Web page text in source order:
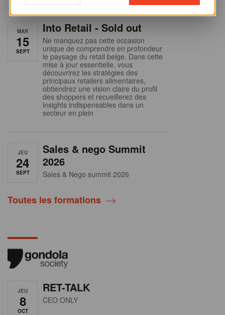
MAR
15
SEPT
Into Retail - Sold out
Ne manquez pas cette occasion
unique de comprendre en profondeur
le paysage du retail belge. Dans cette
mise à jour essentielle, vous
découvrirez les stratégies des
principaux retailers alimentaires,
obtiendrez une vision claire du profil
des shoppers et recueillerez des
insights indispensables dans un
secteur en plein
JEU
24
SEPT
Sales & nego Summit
2026
Sales & Nego summit 2026
Toutes les formations
JEU
8
OCT
RET-TALK
CEO ONLY